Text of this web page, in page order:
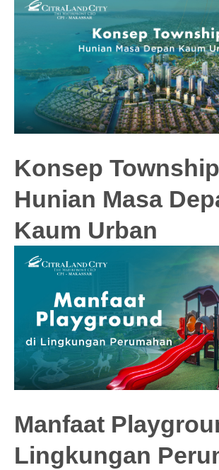
Konsep
Hunian Masa
Kaum Urban
Manfaat
Lingkungan